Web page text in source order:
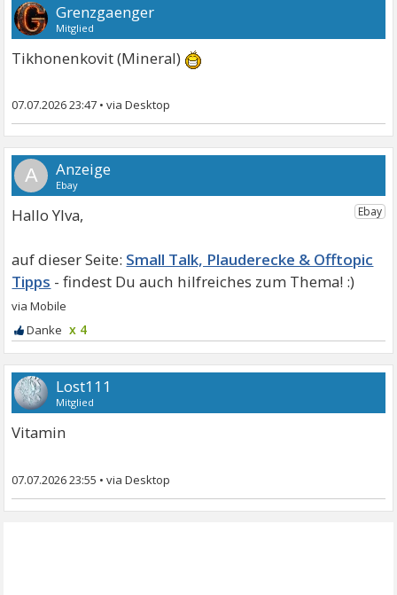
Grenzgaenger
Mitglied
Tikhonenkovit (Mineral)
07.07.2026 23:47 •
A
Hallo Ylva,
Small Talk, Plauderecke & Offtopic
Tipps
x 4
Lost111
Mitglied
Vitamin
07.07.2026 23:55 •